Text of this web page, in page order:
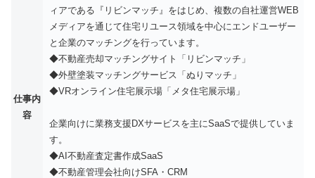
仕事内
容
ィアである『リビンマッチ』をはじめ、複数の自社運営WEB
メディアを通じて住宅リユース領域を中心にエンドユーザー
と企業のマッチングを行っています。
◆不動産売却マッチングサイト「リビンマッチ」
◆外壁塗装マッチングサービス「ぬりマッチ」
◆VRオンライン住宅展示場「メタ住宅展示場」
企業向けに業務支援DXサービスを主にSaaSで提供していま
す。
◆AI不動産査定書作成SaaS
◆不動産管理会社向けSFA・CRM